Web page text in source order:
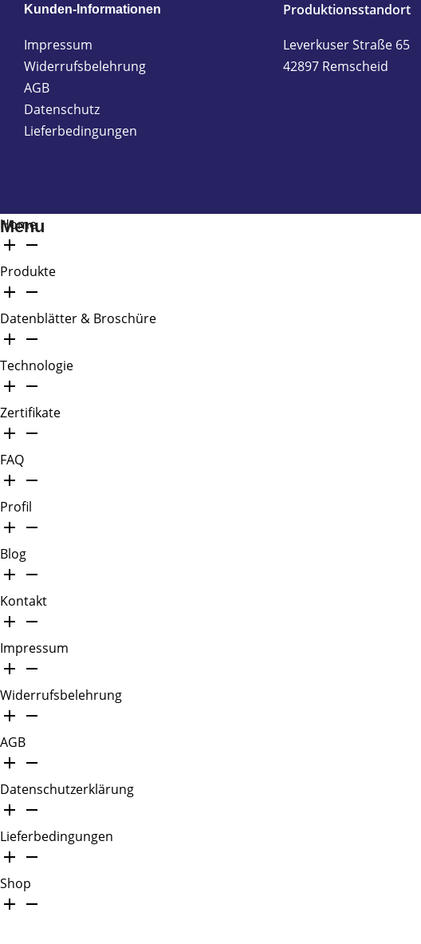
Kunden-Informationen
Impressum
Widerrufsbelehrung
AGB
Datenschutz
Lieferbedingungen
Produktionsstandort
Leverkuser Straße 65
42897 Remscheid
Menu
Home
Produkte
Datenblätter & Broschüre
Technologie
Zertifikate
FAQ
Profil
Blog
Kontakt
Impressum
Widerrufsbelehrung
AGB
Datenschutzerklärung
Lieferbedingungen
Shop